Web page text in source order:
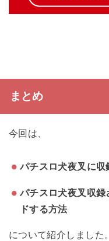
まとめ
今回は、
パチスロ犬夜叉に
パチスロ犬夜叉収
ドする方法
について紹介しました。